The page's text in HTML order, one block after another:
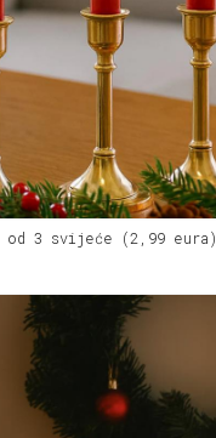
3 svijeće (2,99 eura)